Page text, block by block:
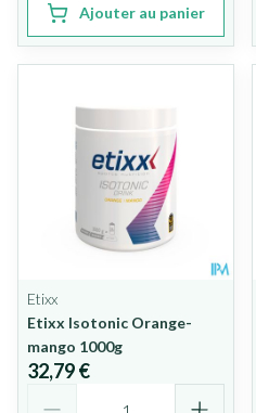
Ajouter au panier
Etixx
Etixx Isotonic Orange-
mango 1000g
32,79 €